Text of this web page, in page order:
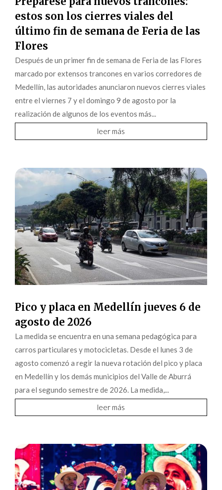
estos son los cierres viales del
último fin de semana de Feria de las
Flores
Después de un primer fin de semana de Feria de las Flores
marcado por extensos trancones en varios corredores de
Medellín, las autoridades anunciaron nuevos cierres viales
entre el viernes 7 y el domingo 9 de agosto por la
realización de algunos de los eventos más...
leer más
Pico y placa en Medellín jueves 6 de
agosto de 2026
La medida se encuentra en una semana pedagógica para
carros particulares y motocicletas. Desde el lunes 3 de
agosto comenzó a regir la nueva rotación del pico y placa
en Medellín y los demás municipios del Valle de Aburrá
para el segundo semestre de 2026. La medida,...
leer más